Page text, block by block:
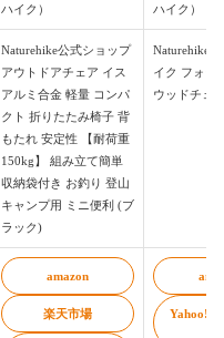
ハイク）
ハイク）
Naturehike公式ショップ
アウトドアチェア イス
アルミ合金 軽量 コンパ
クト 折りたたみ椅子 背
もたれ 安定性 【耐荷重
150kg】 組み立て簡単
収納袋付き お釣り 登山
キャンプ用 ミニ便利 (ブ
ラック)
Naturehike
イク フォー
ウッドチェ
amazon
楽天市場
Yahoo!シ